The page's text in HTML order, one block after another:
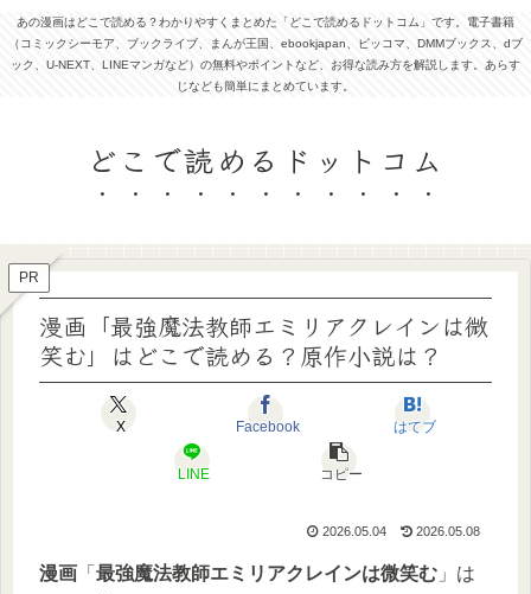
あの漫画はどこで読める？わかりやすくまとめた「どこで読めるドットコム」です。電子書籍
（コミックシーモア、ブックライブ、まんが王国、ebookjapan、ピッコマ、DMMブックス、dブ
ック、U-NEXT、LINEマンガなど）の無料やポイントなど、お得な読み方を解説します。あらす
じなども簡単にまとめています。
どこで読めるドットコム
PR
漫画「最強魔法教師エミリアクレインは微
笑む」はどこで読める？原作小説は？
X Facebook はてブ
LINE コピー
2026.05.04 2026.05.08
漫画 「 最強魔法教師エミリアクレインは微笑む 」は